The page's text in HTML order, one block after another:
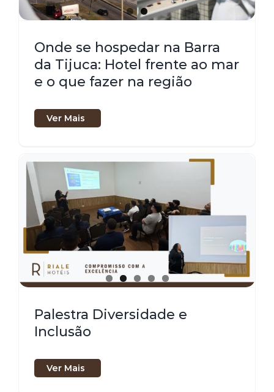
Onde se hospedar na Barra
da Tijuca: Hotel frente ao mar
e o que fazer na região
Ver Mais
Palestra Diversidade e
Inclusão
Ver Mais